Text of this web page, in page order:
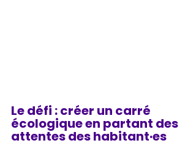
Le défi : créer un carré
écologique en partant des
attentes des habitant·es